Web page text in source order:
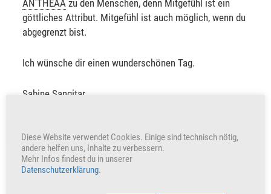
AN'THEAA zu den Menschen, denn Mitgefühl ist ein
göttliches Attribut. Mitgefühl ist auch möglich, wenn du
abgegrenzt bist.
Ich wünsche dir einen wunderschönen Tag.
Sabine Sangitar
Diese Website verwendet Cookies. Einige sind technisch nötig,
andere helfen uns, Inhalte zu verbessern.
Mehr Infos findest du in unserer
Datenschutzerklärung.